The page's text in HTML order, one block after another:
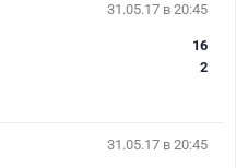
31.05.17 в 20:45
16
2
31.05.17 в 20:45